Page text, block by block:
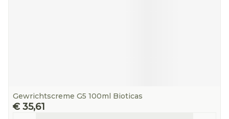
Gewrichtscreme G5 100ml Bioticas
€ 35,61